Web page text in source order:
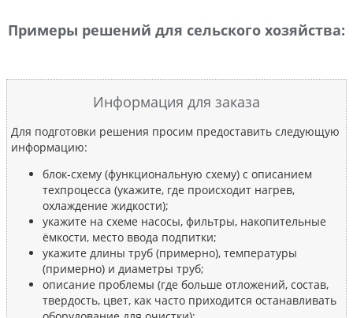
Примеры решений для сельского хозяйства:
Информация для заказа
Для подготовки решения просим предоставить следующую
информацию:
блок-схему (функциональную схему) с описанием
техпроцесса (укажите, где происходит нагрев,
охлаждение жидкости);
укажите на схеме насосы, фильтры, накопительные
ёмкости, место ввода подпитки;
укажите длины труб (примерно), температуры
(примерно) и диаметры труб;
описание проблемы (где больше отложений, состав,
твердость, цвет, как часто приходится останавливать